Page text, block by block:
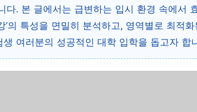
다. 본 글에서는 급변하는 입시 환경 속에서
’의 특성을 면밀히 분석하고, 영역별로 최적
여러분의 성공적인 대학 입학을 돕고자 합